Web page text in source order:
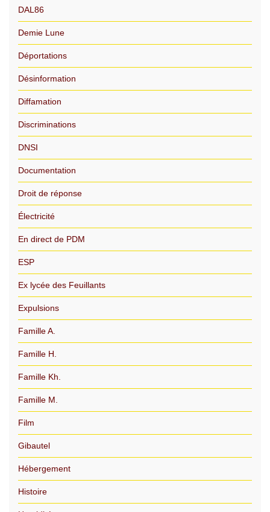
DAL86
Demie Lune
Déportations
Désinformation
Diffamation
Discriminations
DNSI
Documentation
Droit de réponse
Électricité
En direct de PDM
ESP
Ex lycée des Feuillants
Expulsions
Famille A.
Famille H.
Famille Kh.
Famille M.
Film
Gibautel
Hébergement
Histoire